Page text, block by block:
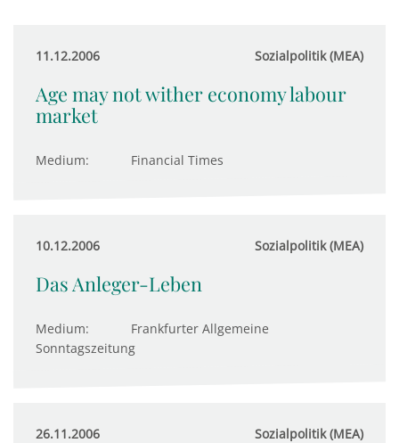
11.12.2006 Sozialpolitik (MEA)
Age may not wither economy labour
market
Medium: Financial Times
10.12.2006 Sozialpolitik (MEA)
Das Anleger-Leben
Medium:
Frankfurter Allgemeine
Sonntagszeitung
26.11.2006 Sozialpolitik (MEA)